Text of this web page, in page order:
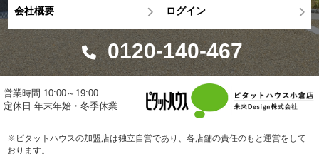
会社概要 ログイン
0120-140-467
営業時間 10:00～19:00
定休日 年末年始・冬季休業
※ピタットハウスの加盟店は独立自営であり、各店舗の責任のもと運営をして
おります。